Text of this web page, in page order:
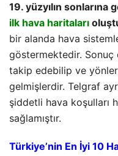
19. yüzyılın sonlarına
ilk hava haritaları
bir alanda hava
göstermektedir. Sonuç
takip edebilip ve
gelmişlerdir. Telgraf
şiddetli hava koşulları
sağlamıştır.
Türkiye’nin En İyi 10